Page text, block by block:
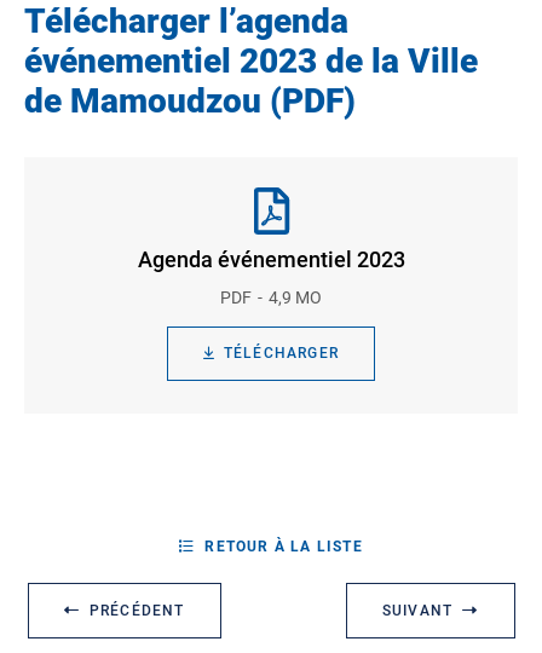
Télécharger l’agenda
événementiel 2023 de la Ville
de Mamoudzou (PDF)
Agenda événementiel 2023
PDF 4,9 MO
TÉLÉCHARGER
PRÉCÉDENT
RETOUR À LA LISTE
SUIVANT